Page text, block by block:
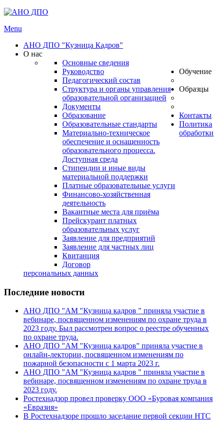
Menu
АНО ДПО "Кузница Кадров"
О нас
Основные сведения
Руководство
Педагогический состав
Структура и органы управления
образовательной организацией
Документы
Образование
Образовательные стандарты
Материально-техническое
обеспечение и оснащенность
образовательного процесса.
Доступная среда
Стипендии и иные виды
материальной поддержки
Платные образовательные услуги
Финансово-хозяйственная
деятельность
Вакантные места для приёма
Обучение
Прейскурант платных
образовательных услуг
Образцы
Заявление для предприятий
Заявление для частных лиц
Квитанция
Договор
Контакты
Политика
обработки
персональных данных
Последние новости
АНО ДПО "АМ "Кузница кадров " приняла участие в
вебинаре, посвященном изменениям по охране труда в
2023 году. Был рассмотрен вопрос о реестре обученных
по охране труда.
АНО ДПО "АМ "Кузница кадров" приняла участие в
онлайн-лектории, посвященном изменениям по
пожарной безопасности с 1 марта 2023 г.
АНО ДПО "АМ "Кузница кадров " приняла участие в
вебинаре, посвященном изменениям по охране труда в
2023 году.
Ростехнадзор провел проверку ООО «Буровая компания
«Евразия»
В Ростехнадзоре прошло заседание первой секции НТС